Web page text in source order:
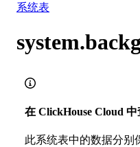
系统表
在 ClickHouse Cloud 中
此系统表中的数据分别